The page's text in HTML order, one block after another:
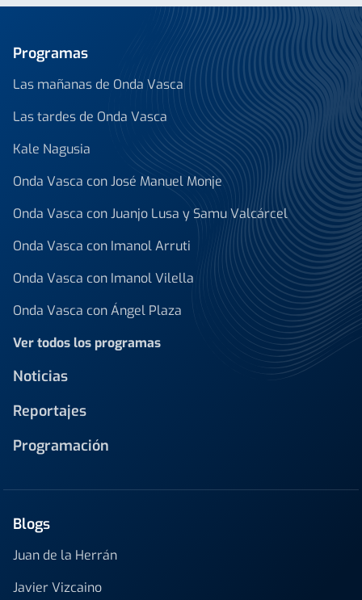
Programas
Las mañanas de Onda Vasca
Las tardes de Onda Vasca
Kale Nagusia
Onda Vasca con José Manuel Monje
Onda Vasca con Juanjo Lusa y Samu Valcárcel
Onda Vasca con Imanol Arruti
Onda Vasca con Imanol Vilella
Onda Vasca con Ángel Plaza
Ver todos los programas
Noticias
Reportajes
Programación
Blogs
Juan de la Herrán
Javier Vizcaino